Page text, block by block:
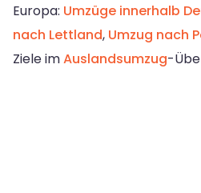
Europa: Umzüge innerhalb
nach Lettland, Umzug nach
Ziele imAuslandsumzug-